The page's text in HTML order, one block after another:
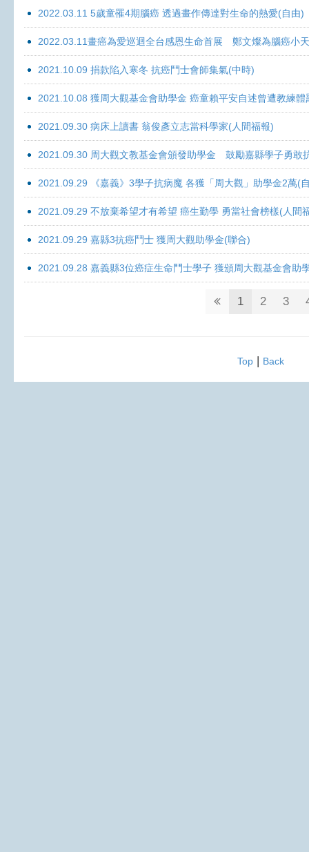
2022.03.11 5歲童罹4期腦癌 透過畫作傳達對生命的熱愛(自由)
2022.03.11畫癌為愛巡迴全台感恩生命首展 鄭文燦為腦癌小
2021.10.09 捐款陷入寒冬 抗癌鬥士會師集氣(中時)
2021.10.08 獲周大觀基金會助學金 癌童賴平安自述曾遭教練體
2021.09.30 病床上讀書 翁俊彥立志當科學家(人間福報)
2021.09.30 周大觀文教基金會頒發助學金 鼓勵嘉縣學子勇敢
2021.09.29 《嘉義》3學子抗病魔 各獲「周大觀」助學金2萬(
2021.09.29 不放棄希望才有希望 癌生勤學 勇當社會榜樣(人間
2021.09.29 嘉縣3抗癌鬥士 獲周大觀助學金(聯合)
2021.09.28 嘉義縣3位癌症生命鬥士學子 獲頒周大觀基金會助
1 2 3
Top| Back